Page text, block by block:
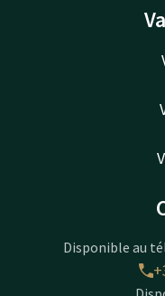
Disponible au